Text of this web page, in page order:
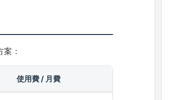
：
使用費 / 月費